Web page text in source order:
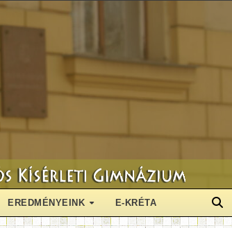
EREDMÉNYEINK E-KRÉTA